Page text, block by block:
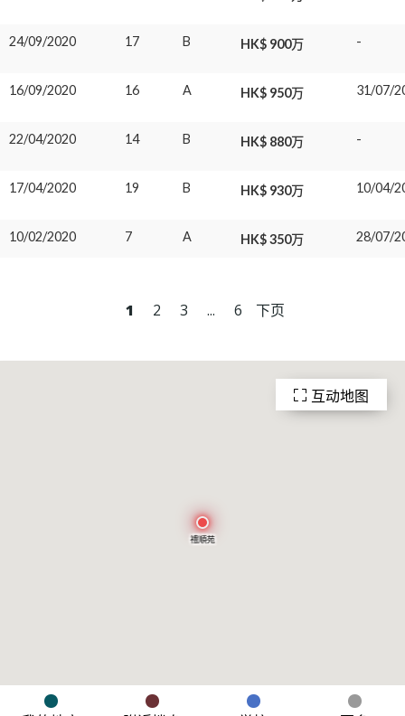
禮順苑
互动地图
24/09/2020 17 B HK$ 900万 -
16/09/2020 16 A HK$ 950万 31/07/
22/04/2020 14 B HK$ 880万 -
17/04/2020 19 B HK$ 930万 10/04/
10/02/2020 7 A HK$ 350万 28/07/
1 2 3 ... 6 下页